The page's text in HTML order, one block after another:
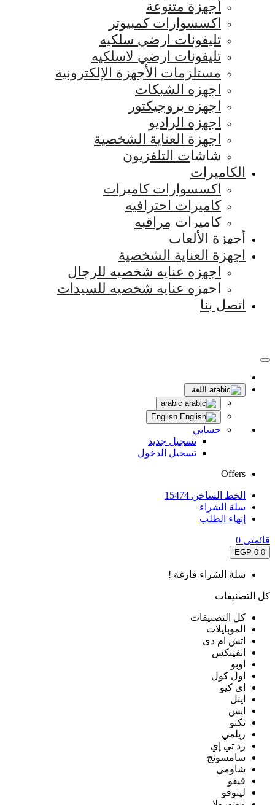
أجهزة متنوعة
اكسسوارات كمبيوتر
تليفونات ارضي سلكيه
تليفونات ارضي لاسلكيه
مستلزمات الأجهزة الإلكترونية
اجهزه الشبكات
اجهزه بروجيكتور
اجهزه الراديو
اجهزة العناية الشخصية
شاشات التلفزيون
الكاميرات
اكسسوارات كاميرات
كاميرات احترافيه
كاميرات مراقبه
أجهزة الألعاب
اجهزة العناية الشخصية
اجهزه عنايه شخصيه للرجال
اجهزه عنايه شخصيه للسيدات
اتصل بنا
اللغة
حسابي
تسجيل جديد
تسجيل الدخول
Offers
الخط الساخن 15474
سلة الشراء
إنهاء الطلب
قائمتى 0
0
0 EGP
سلة الشراء فارغة !
كل التصنيفات
كل التصنيفات
الموبايلات
اتش ام دى
انفينكس
اوبو
اول كول
اي كيو
ايتل
ايس
تكنو
ريلمي
زد تي إي
سامسونج
شاومي
فيفو
لينوفو